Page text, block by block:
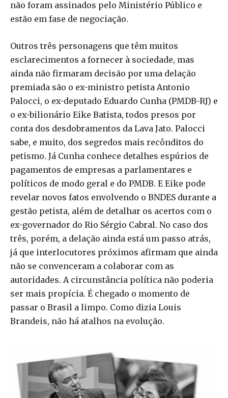
não foram assinados pelo Ministério Público e
estão em fase de negociação.
Outros três personagens que têm muitos
esclarecimentos a fornecer à sociedade, mas
ainda não firmaram decisão por uma delação
premiada são o ex-ministro petista Antonio
Palocci, o ex-deputado Eduardo Cunha (PMDB-RJ) e
o ex-bilionário Eike Batista, todos presos por
conta dos desdobramentos da Lava Jato. Palocci
sabe, e muito, dos segredos mais recônditos do
petismo. Já Cunha conhece detalhes espúrios de
pagamentos de empresas a parlamentares e
políticos de modo geral e do PMDB. E Eike pode
revelar novos fatos envolvendo o BNDES durante a
gestão petista, além de detalhar os acertos com o
ex-governador do Rio Sérgio Cabral. No caso dos
três, porém, a delação ainda está um passo atrás,
já que interlocutores próximos afirmam que ainda
não se convenceram a colaborar com as
autoridades. A circunstância política não poderia
ser mais propícia. É chegado o momento de
passar o Brasil a limpo. Como dizia Louis
Brandeis, não há atalhos na evolução.